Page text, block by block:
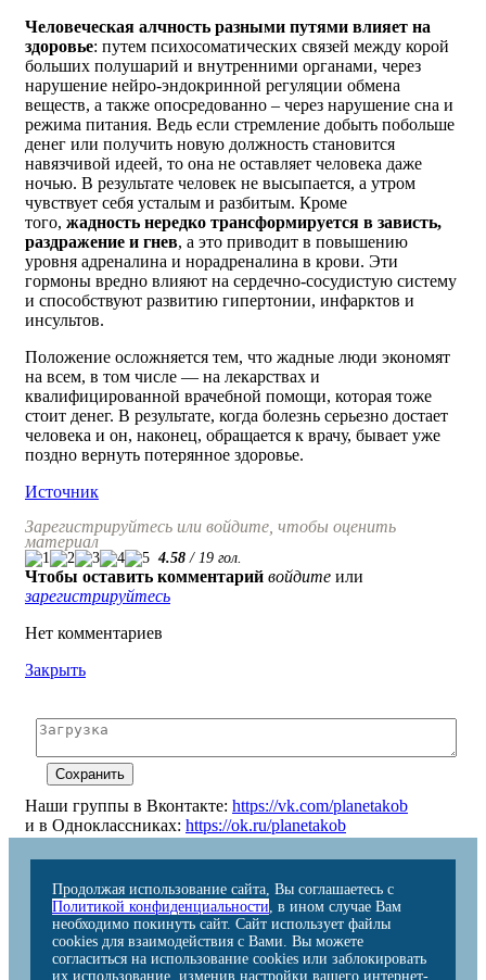
Человеческая алчность разными путями влияет на
здоровье: путем психосоматических связей между корой
больших полушарий и внутренними органами, через
нарушение нейро-эндокринной регуляции обмена
веществ, а также опосредованно – через нарушение сна и
режима питания. Ведь если стремление добыть побольше
денег или получить новую должность становится
навязчивой идеей, то она не оставляет человека даже
ночью. В результате человек не высыпается, а утром
чувствует себя усталым и разбитым. Кроме
того, жадность нередко трансформируется в зависть,
раздражение и гнев, а это приводит в повышению
уровня адреналина и норадреналина в крови. Эти
гормоны вредно влияют на сердечно-сосудистую систему
и способствуют развитию гипертонии, инфарктов и
инсультов.
Положение осложняется тем, что жадные люди экономят
на всем, в том числе — на лекарствах и
квалифицированной врачебной помощи, которая тоже
стоит денег. В результате, когда болезнь серьезно достает
человека и он, наконец, обращается к врачу, бывает уже
поздно вернуть потерянное здоровье.
Источник
Зарегистрируйтесь или войдите, чтобы оценить
материал
4.58 / 19 гол.
Чтобы оставить комментарий войдите или
зарегистрируйтесь
Нет комментариев
Закрыть
Наши группы в Вконтакте: https://vk.com/planetakob
и в Одноклассниках: https://ok.ru/planetakob
Продолжая использование сайта, Вы соглашаетесь с
Политикой конфиденциальности, в ином случае Вам
необходимо покинуть сайт. Сайт использует файлы
cookies для взаимодействия с Вами. Вы можете
согласиться на использование cookies или заблокировать
их использование, изменив настройки вашего интернет-